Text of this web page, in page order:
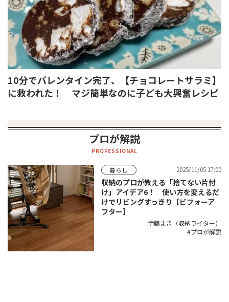
10分でバレンタイン完了、【チョコレートサラミ】
に救われた！ マジ簡単なのに子ども大興奮レシピ
プロが解説
PROFESSIONAL
暮らし 2025/11/05 17:00
収納のプロが教える「捨てない片付
け」アイデア6！ 使い方を変えるだ
けでリビングすっきり【ビフォーア
フター】
伊藤まき（収納ライター）
プロが解説